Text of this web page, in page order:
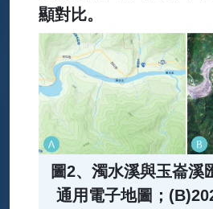
顯對比。
圖2、濁水溪與玉崙溪
通用電子地圖；